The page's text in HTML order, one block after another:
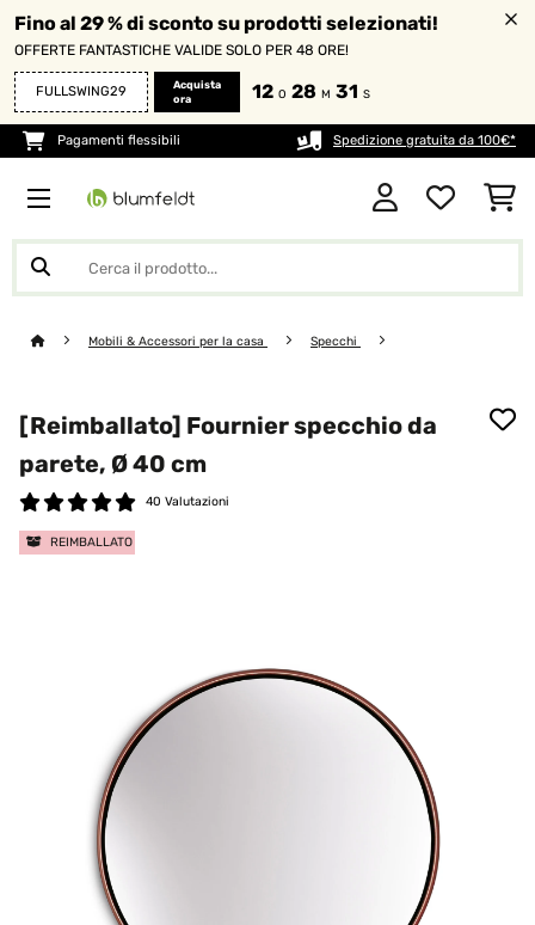
Fino al 29 % di sconto su prodotti selezionati!
OFFERTE FANTASTICHE VALIDE SOLO PER 48 ORE!
FULLSWING29
Acquista
ora
12 O 28 M 31 S
Pagamenti flessibili Spedizione gratuita da 100€*
Mobili & Accessori per la casa Specchi
[Reimballato] Fournier specchio da
parete, Ø 40 cm
40 Valutazioni
REIMBALLATO